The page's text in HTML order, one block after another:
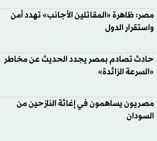
مصر: ظاهرة «المقاتلين الأجانب» تهدد أمن
واستقرار الدول
حادث تصادم بمصر يجدد الحديث عن مخاطر
«السرعة الزائدة»
مصريون يساهمون في إغاثة النازحين من
السودان